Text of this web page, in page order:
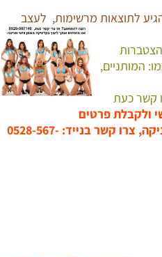
לתוצאות מרשימות,
לעצב
המותניים,
קשר כעת
ולקבלת פרטים
צרו קשר בנייד: 0528-567-
שומנים, שריר, שרירים, פיתוח גוף, אנטי אייגינג, תהליכי הזקנה, בריאות, ויטמינים, מינרלים, תוספי מזון, חלבונים,